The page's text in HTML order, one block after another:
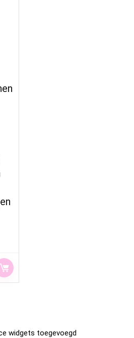
widgets toegevoegd